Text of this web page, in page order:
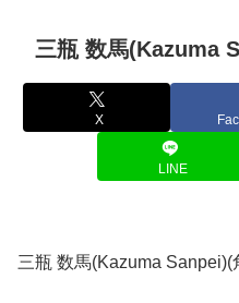
三瓶 数馬(Kazuma
X
LINE
三瓶 数馬(Kazuma Sanpei)(